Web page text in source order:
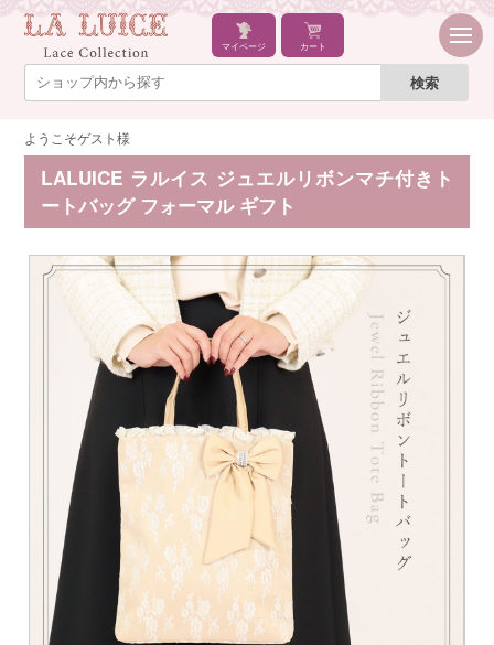
マイページ カート
ようこそゲスト様
LALUICE ラルイス ジュエルリボンマチ付きト
ートバッグ フォーマル ギフト